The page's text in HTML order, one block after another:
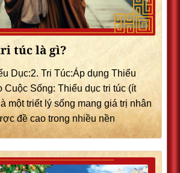
túc là gì?
Dục:2. Tri Túc:Áp dụng Thiểu
Cuộc Sống: Thiểu dục tri túc (ít
một triết lý sống mang giá trị nhân
đề cao trong nhiều nền